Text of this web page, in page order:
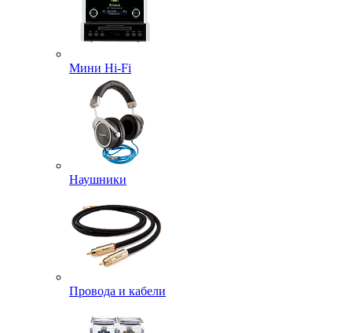
Мини Hi-Fi
Наушники
Провода и кабели